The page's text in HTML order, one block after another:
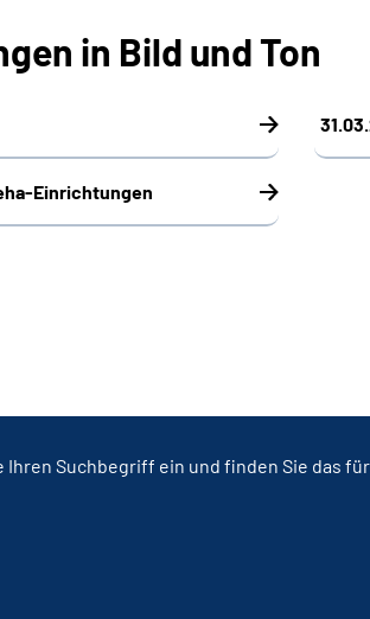
in Bild und Ton
Einrichtungen
Ihren Suchbegriff ein und finden Sie das